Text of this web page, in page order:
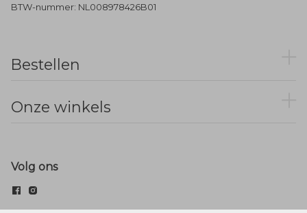
BTW-nummer: NL008978426B01
Bestellen
Onze winkels
Volg ons